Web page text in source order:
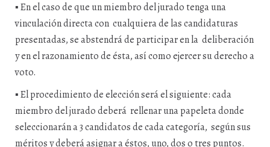
▪En el caso de que un miembro del jurado tenga una
vinculación directa con cualquiera de las candidaturas
presentadas, se abstendrá de participar en la deliberación
y en el razonamiento de ésta, así como ejercer su derecho a
voto.
▪El procedimiento de elección será el siguiente: cada
miembro del jurado deberá rellenar una papeleta donde
seleccionarán a 3 candidatos de cada categoría, según sus
méritos y deberá asignar a éstos, uno, dos o tres puntos.